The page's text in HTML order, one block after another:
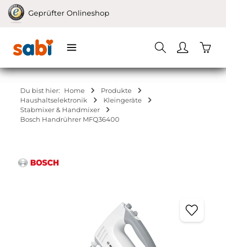
Zum Hauptinhalt springen
Geprüfter Onlineshop
Du bist hier: Home
Produkte
Haushaltselektronik
Kleingeräte
Stabmixer & Handmixer
Bosch Handrührer MFQ36400